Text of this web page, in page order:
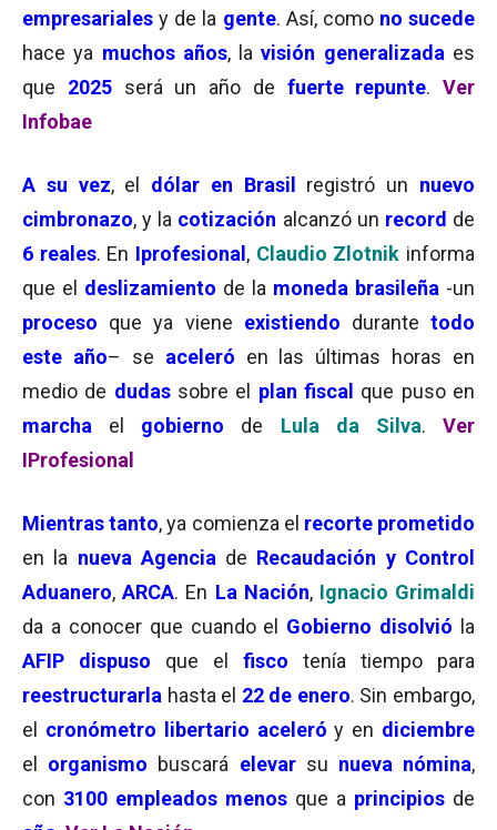
empresariales y de la gente. Así, como no sucede
hace ya muchos años, lavisión generalizada es
que 2025 será un año de fuerte repunte. Ver
Infobae
A su vez, el dólar en Brasil registró un nuevo
cimbronazo, y la cotización alcanzó un record de
6 reales. En Iprofesional , Claudio Zlotnik informa
que el deslizamiento de la moneda brasileña -un
proceso que ya viene existiendo durantetodo
este año– se aceleró en las últimas horas en
medio de dudas sobre el plan fiscal
que puso en
marcha
el gobierno de Lula da Silva.Ver
IProfesional
Mientras tanto, ya comienza el recorte prometido
en la nueva Agencia de Recaudación y Control
Aduanero,ARCA. En La Nación, Ignacio Grimaldi
da a conocer que cuando el Gobierno disolvió la
AFIP
dispuso que el fisco
tenía tiempo para
reestructurarla hasta el 22 de enero. Sin embargo,
el cronómetro libertario aceleró y en diciembre
el organismo buscará elevar su nueva nómina,
con 3100 empleados menos que a principios de